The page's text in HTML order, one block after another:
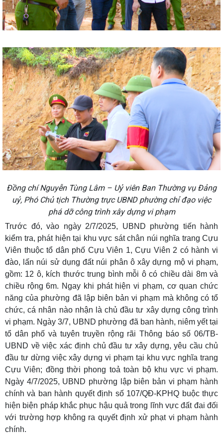
Đồng chí Nguyễn Tùng Lâm – Uỷ viên Ban Thường vụ Đảng
uỷ, Phó Chủ tịch Thường trực UBND phường chỉ đạo việc
phá dỡ công trình xây dựng vi phạm
Trước đó, vào ngày 2/7/2025, UBND phường tiến hành
kiểm tra, phát hiện tại khu vực sát chân núi nghĩa trang Cựu
Viên thuộc tổ dân phố Cựu Viên 1, Cựu Viên 2 có hành vi
đào, lấn núi sử dụng đất núi phân ô xây dựng mộ vi phạm,
gồm: 12 ô, kích thước trung bình mỗi ô có chiều dài 8m và
chiều rộng 6m. Ngay khi phát hiện vi phạm, cơ quan chức
năng của phường đã lập biên bản vi phạm mà không có tổ
chức, cá nhân nào nhận là chủ đầu tư xây dựng công trình
vi phạm. Ngày 3/7, UBND phường đã ban hành, niêm yết tại
tổ dân phố và tuyên truyền rộng rãi Thông báo số 06/TB-
UBND về việc xác định chủ đầu tư xây dựng, yêu cầu chủ
đầu tư dừng việc xây dựng vi phạm tại khu vực nghĩa trang
Cựu Viên; đồng thời phong toả toàn bộ khu vực vi phạm.
Ngày 4/7/2025, UBND phường lập biên bản vi phạm hành
chính và ban hành quyết định số 107/QĐ-KPHQ buộc thực
hiện biện pháp khắc phục hậu quả trong lĩnh vực đất đai đối
với trường hợp không ra quyết định xử phạt vi phạm hành
chính.